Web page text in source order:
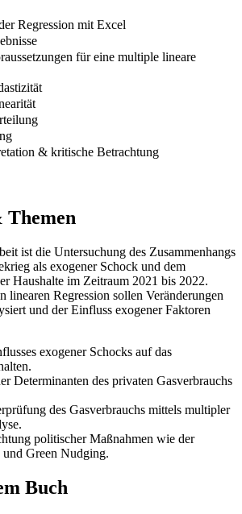
Regression mit Excel
für eine multiple lineare
& kritische Betrachtung
Themen
ist die Untersuchung des Zusammenhangs
als exogener Schock und dem
Haushalte im Zeitraum 2021 bis 2022.
Regression sollen Veränderungen
und der Einfluss exogener Faktoren
exogener Schocks auf das
Determinanten des privaten Gasverbrauchs
des Gasverbrauchs mittels multipler
politischer Maßnahmen wie der
und Green Nudging.
Buch